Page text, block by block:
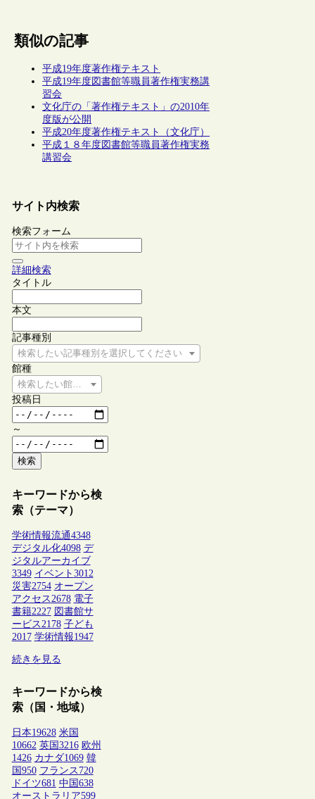
類似の記事
平成19年度著作権テキスト
平成19年度図書館等職員著作権実務講
習会
文化庁の「著作権テキスト」の2010年
度版が公開
平成20年度著作権テキスト（文化庁）
平成１８年度図書館等職員著作権実務
講習会
サイト内検索
検索フォーム
詳細検索
タイトル
本文
記事種別
検索したい記事種別を選択してください
館種
検索したい館種を選択してください
投稿日
～
検索
キーワードから検
索（テーマ）
学術情報流通4348
デジタル化4098 デ
ジタルアーカイブ
3349 イベント 3012
災害2754 オープン
アクセス2678 電子
書籍2227 図書館サ
ービス2178 子ども
2017 学術情報1947
続きを見る
キーワードから検
索（国・地域）
日本19628 米国
10662 英国 3216 欧州
1426 カナダ1069 韓
国 950 フランス 720
ドイツ681 中国 638
オーストラリア599